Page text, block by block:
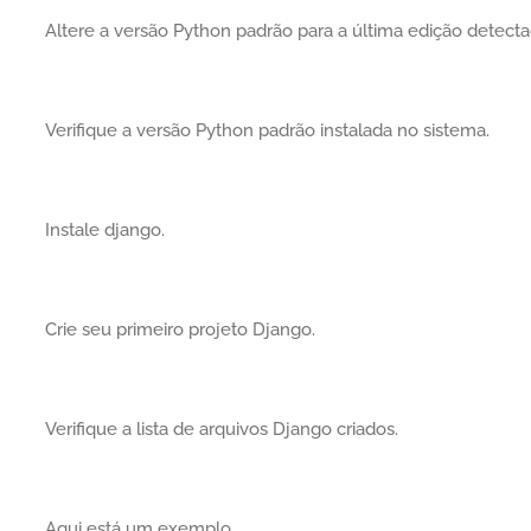
Altere a versão Python padrão para a última edição
Verifique a versão Python padrão instalada no sistema.
Instale django.
Crie seu primeiro projeto Django.
Verifique a lista de arquivos Django criados.